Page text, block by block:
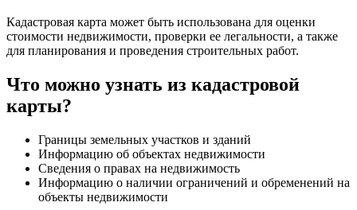
Кадастровая карта может быть использована для оценки
стоимости недвижимости, проверки ее легальности, а также
для планирования и проведения строительных работ.
Что можно узнать из кадастровой
карты?
Границы земельных участков и зданий
Информацию об объектах недвижимости
Сведения о правах на недвижимость
Информацию о наличии ограничений и обременений на
объекты недвижимости